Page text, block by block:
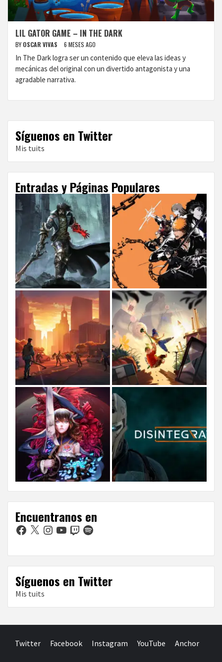
LIL GATOR GAME – IN THE DARK
BY OSCAR VIVAS 6 MESES AGO
In The Dark logra ser un contenido que eleva las ideas y
mecánicas del original con un divertido antagonista y una
agradable narrativa.
Síguenos en Twitter
Mis tuits
Entradas y Páginas Populares
Encuentranos en
Facebook
X Instagram
YouTubeTwitchSpotify
Síguenos en Twitter
Mis tuits
Twitter Facebook Instagram YouTube Anchor